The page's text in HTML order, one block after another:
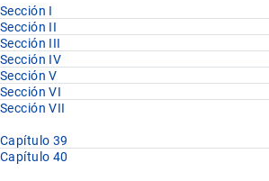
Sección I
Sección II
Sección III
Sección IV
Sección V
Sección VI
Sección VII
Capítulo 39
Capítulo 40